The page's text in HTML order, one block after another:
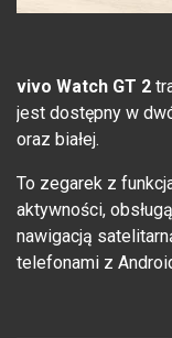
vivo Watch GT 2
jest dostępny w
oraz białej.
To zegarek z
aktywności,
nawigacją
telefonami z